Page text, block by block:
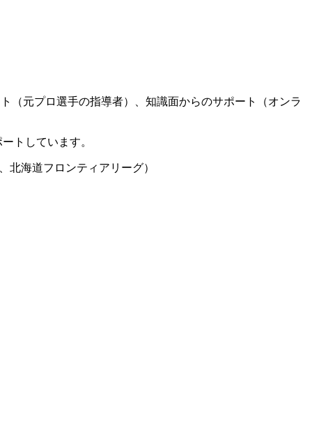
（元プロ選手の指導者）、知識面からのサポート（オンラ
トしています。
海道フロンティアリーグ）